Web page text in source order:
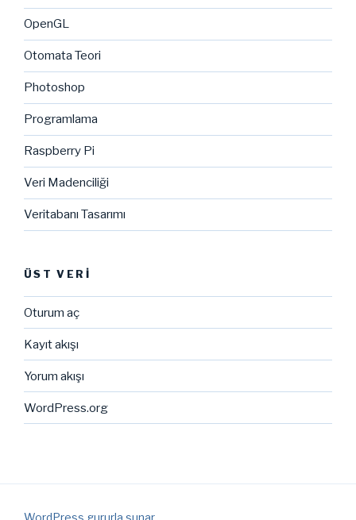
OpenGL
Otomata Teori
Photoshop
Programlama
Raspberry Pi
Veri Madenciliği
Veritabanı Tasarımı
ÜST VERI
Oturum aç
Kayıt akışı
Yorum akışı
WordPress.org
WordPress gururla sunar